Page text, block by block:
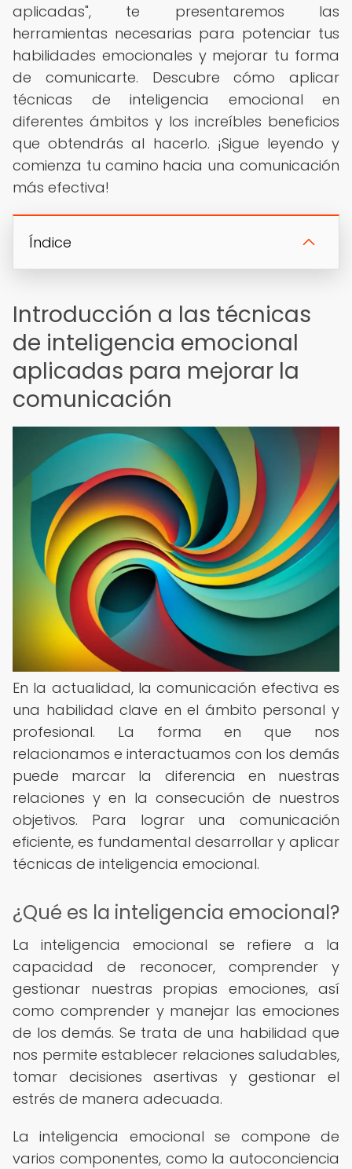
aplicadas", te presentaremos las
herramientas necesarias para potenciar tus
habilidades emocionales y mejorar tu forma
de comunicarte. Descubre cómo aplicar
técnicas de inteligencia emocional en
diferentes ámbitos y los increíbles beneficios
que obtendrás al hacerlo. ¡Sigue leyendo y
comienza tu camino hacia una comunicación
más efectiva!
Índice
Introducción a las técnicas
de inteligencia emocional
aplicadas para mejorar la
comunicación
En la actualidad, la comunicación efectiva es
una habilidad clave en el ámbito personal y
profesional. La forma en que nos
relacionamos e interactuamos con los demás
puede marcar la diferencia en nuestras
relaciones y en la consecución de nuestros
objetivos. Para lograr una comunicación
eficiente, es fundamental desarrollar y aplicar
técnicas de inteligencia emocional.
¿Qué es la inteligencia emocional?
La inteligencia emocional se refiere a la
capacidad de reconocer, comprender y
gestionar nuestras propias emociones, así
como comprender y manejar las emociones
de los demás. Se trata de una habilidad que
nos permite establecer relaciones saludables,
tomar decisiones asertivas y gestionar el
estrés de manera adecuada.
La inteligencia emocional se compone de
varios componentes, como la autoconciencia